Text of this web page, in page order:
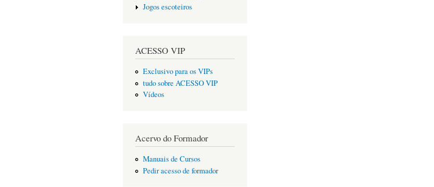
Jogos escoteiros
ACESSO VIP
Exclusivo para os VIPs
tudo sobre ACESSO VIP
Vídeos
Acervo do Formador
Manuais de Cursos
Pedir acesso de formador